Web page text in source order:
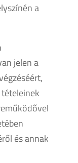
a
jelen a
és annak